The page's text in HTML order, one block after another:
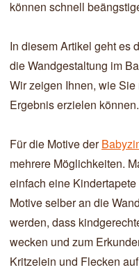
können schnell
In diesem Artikel geht es
die Wandgestaltung im
Wir zeigen Ihnen, wie
Ergebnis erzielen können.
Für die Motive der
mehrere Möglichkeiten.
einfach eine
Motive selber an die
werden, dass
wecken und zum
Kritzelein und Flecken